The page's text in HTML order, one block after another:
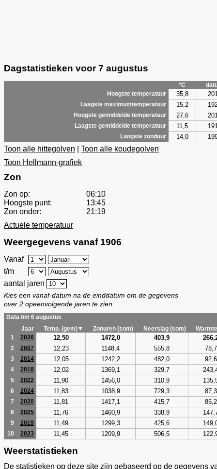
Dagstatistieken voor 7 augustus
°C
Hoogste temperatuur
35,8
Laagste maximumtemperatuur 15,2
Hoogste gemiddelde temperatuur 27,6
Laagste gemiddelde temperatuur 11,5
Langste zonduur 14,0
Toon alle hittegolven
Toon alle koudegolven
Toon Hellmann-grafiek
Zon
Zon op:
06:10
Hoogste punt:
13:45
Zon onder:
21:19
Actuele temperatuur
Weergegevens vanaf 1906
Vanaf
t/m
aantal jaren
Kies een vanaf-datum na de einddatum om de gegevens
over 2 opeenvolgende jaren te zien.
Data t/m 6 augustus
Jaar
Temp. (gem)▼ Zonuren (som) Neerslag (som)
1
2026 12,50 1472,0 403,9
2 2007 12,23 1148,4 555,8 78,7
3 2014 12,05 1242,2 482,0 92,6
4 2018 12,02 1369,1 329,7
5 2022 11,90 1456,0 310,9
6 2024 11,83 1038,9 729,3 87,3
7 2020 11,81 1417,1 415,7 85,2
8 2025 11,76 1460,9 338,9
9 2019 11,49 1299,3 425,6
10 2023 11,45 1209,9 506,5
Weerstatistieken
De statistieken op deze site zijn gebaseerd op de gegevens